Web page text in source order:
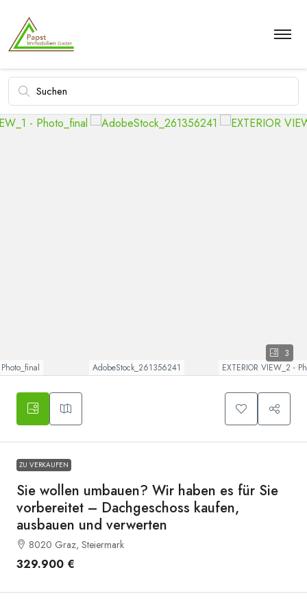
3
AdobeStock_261356241 EXTERIOR VIEW_2 -
ZU VERKAUFEN
Sie wollen umbauen? Wir haben es für Sie
vorbereitet – Dachgeschoss kaufen,
ausbauen und verwerten
8020 Graz, Steiermark
329.900 €